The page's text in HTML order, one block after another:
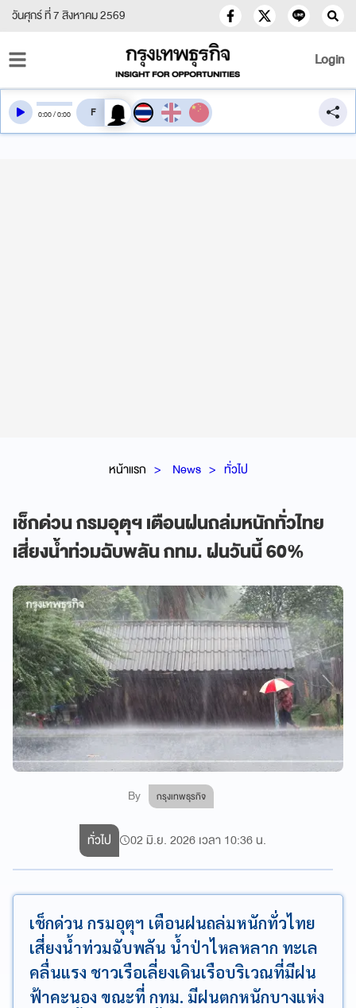
วันศุกร์ ที่ 7 สิงหาคม 2569
Login
หน้าแรก News ทั่วไป
เช็กด่วน กรมอุตุฯ เตือนฝนถล่มหนักทั่วไทย
เสี่ยงน้ำท่วมฉับพลัน กทม. ฝนวันนี้ 60%
By กรุงเทพธุรกิจ
0:00/0:00 สลับเสียงอ่าน
ทั่วไป 02 มิ.ย. 2026 เวลา 10:36 น.
เช็กด่วน กรมอุตุฯ เตือนฝนถล่มหนักทั่วไทย
เสี่ยงน้ำท่วมฉับพลัน น้ำป่าไหลหลาก ทะเล
คลื่นแรง ชาวเรือเลี่ยงเดินเรือบริเวณที่มีฝน
ฟ้าคะนอง ขณะที่ กทม. มีฝนตกหนักบางแห่ง